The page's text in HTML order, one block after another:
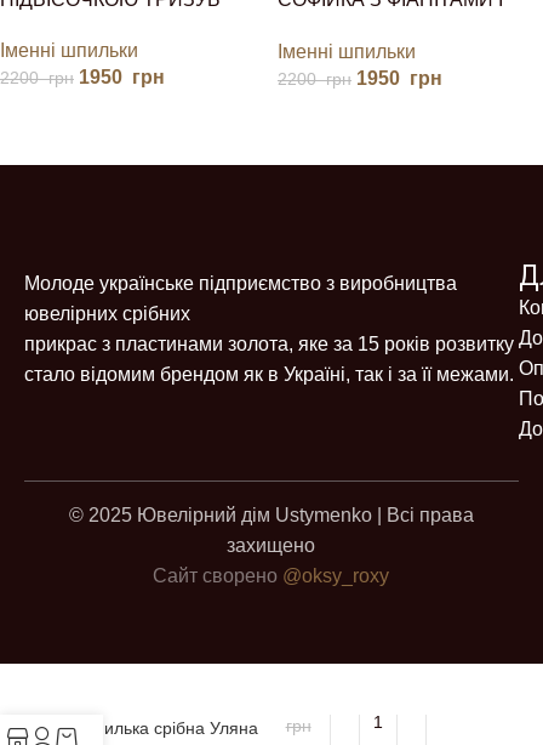
Іменні шпильки
2200грн 1950 грн
Іменні шпильки
2200грн 1950 грн
Молоде українське підприємство з виробництва
ювелірних срібних
прикрас з пластинами золота, яке за 15 років розвитку
стало відомим брендом як в Україні, так і за її межами.
© 2025 Ювелірний дім Ustymenko | Всі права
захищено
Сайт сворено @oksy_roxy
Шпилька срібна Уляна
грн